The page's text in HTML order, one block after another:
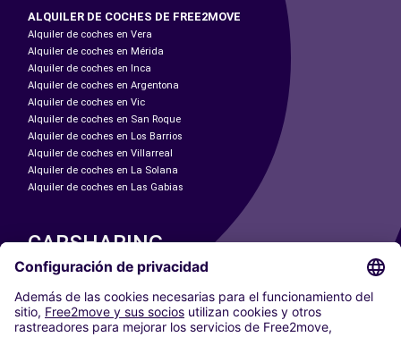
ALQUILER DE COCHES DE FREE2MOVE
Alquiler de coches en Vera
Alquiler de coches en Mérida
Alquiler de coches en Inca
Alquiler de coches en Argentona
Alquiler de coches en Vic
Alquiler de coches en San Roque
Alquiler de coches en Los Barrios
Alquiler de coches en Villarreal
Alquiler de coches en La Solana
Alquiler de coches en Las Gabias
CARSHARING
NUESTRAS CIUDADES
Paris
Madrid
Washington DC